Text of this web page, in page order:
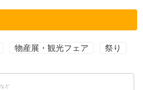
物産展・観光フェア 祭り
など